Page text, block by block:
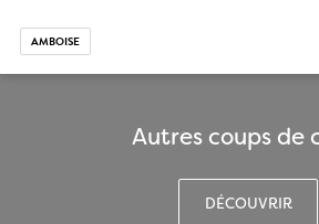
AMBOISE
Autres coups de
DÉCOUVRIR